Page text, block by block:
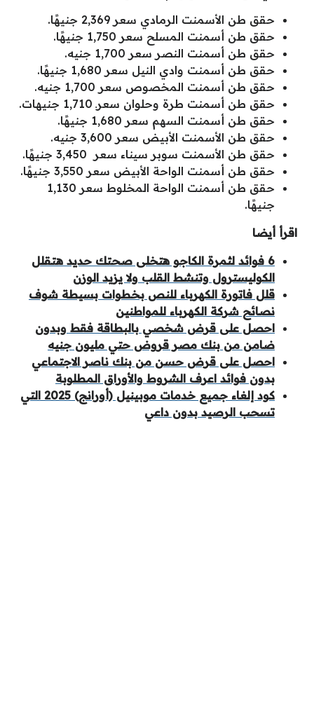
حقق طن الأسمنت الرمادي سعر 2,369 جنيهًا.
حقق طن أسمنت المسلح سعر 1,750 جنيهًا.
حقق طن أسمنت النصر سعر 1,700 جنيه.
حقق طن أسمنت وادي النيل سعر 1,680 جنيهًا.
حقق طن أسمنت المخصوص سعر 1,700 جنيه.
حقق طن أسمنت طرة وحلوان سعرـ 1,710 جنيهات.
حقق طن أسمنت السهم سعر 1,680 جنيهًا.
حقق طن الأسمنت الأبيض سعر 3,600 جنيه.
حقق طن الأسمنت سوبر سيناء سعر 3,450 جنيهًا.
حقق طن أسمنت الواحة الأبيض سعر 3,550 جنيهًا.
حقق طن أسمنت الواحة المخلوط سعر 1,130
جنيهًا.
اقرأ أيضا
6 فوائد لثمرة الكاجو هتخلى صحتك حديد هتقلل
الكوليسترول وتنشط القلب ولا يزيد الوزن
قلل فاتورة الكهرباء للنص بخطوات بسيطة شوف
نصائح شركة الكهرباء للمواطنين
احصل على قرض شخصي بالبطاقة فقط وبدون
ضامن من بنك مصر قروض حتي مليون جنيه
احصل على قرض حسن من بنك ناصر الاجتماعي
بدون فوائد اعرف الشروط والأوراق المطلوبة
كود إلغاء جميع خدمات موبينيل (أورانج) 2025 التي
تسحب الرصيد بدون داعي